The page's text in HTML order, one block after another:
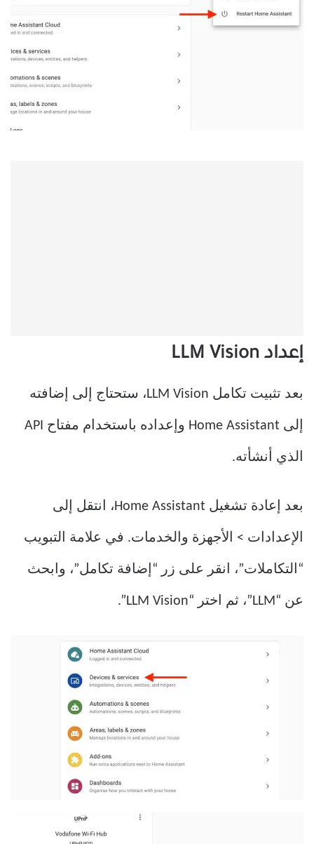
إعداد LLM Vision
بعد تثبيت تكامل LLM Vision، ستحتاج إلى إضافته
إلى Home Assistant وإعداده باستخدام مفتاح API
الذي أنشأته.
بعد إعادة تشغيل Home Assistant، انتقل إلى
الإعدادات > الأجهزة والخدمات. في علامة التبويب
“التكاملات”، انقر على زر “إضافة تكامل”، وابحث
عن “LLM”، ثم اختر “LLM Vision”.